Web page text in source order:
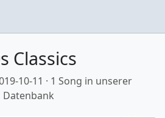
Classics
10-11 · 1 Song in unserer
Datenbank